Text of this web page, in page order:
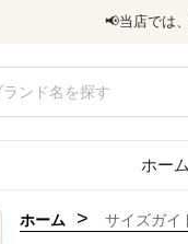
📢当店では
ホーム
ホーム > サイズガイ